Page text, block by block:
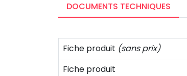
DOCUMENTS TECHNIQUES
Fiche produit (sans prix)
Fiche produit